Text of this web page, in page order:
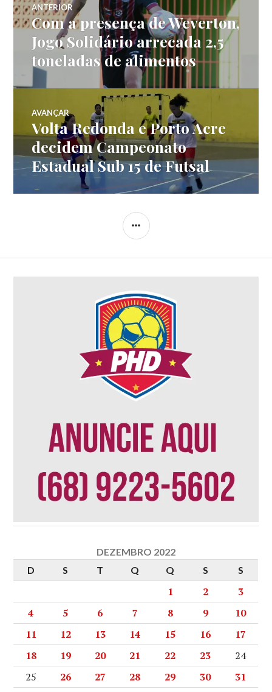
ANTERIOR
Com a presença de Weverton,
Jogo Solidário arrecada 2,5
toneladas de alimentos
AVANÇAR
Volta Redonda e Porto Acre
decidem Campeonato
Estadual Sub 15 de Futsal
DEZEMBRO 2022
D
S T Q Q S S
1 2
3
4
5 6 7 8 9
10
11
12 13 14 15 16
17
18
19 20 21 22 23
24
25
26 27 28 29 30 31